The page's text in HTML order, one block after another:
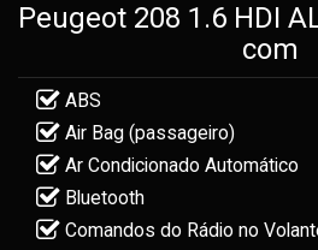
Peugeot 208 1.6 HDI
com
ABS
Air Bag (passageiro)
Ar Condicionado Automático
Bluetooth
Comandos do Rádio no